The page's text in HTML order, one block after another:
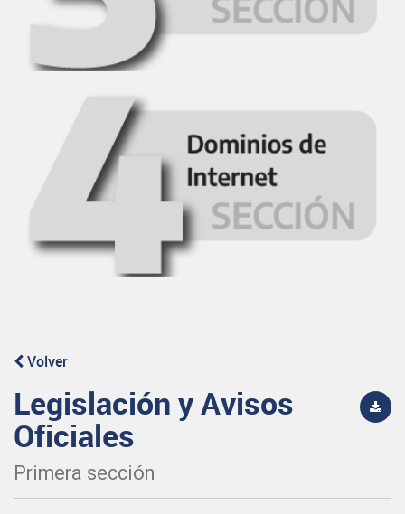
Volver
Legislación y Avisos
Oficiales
Primera sección